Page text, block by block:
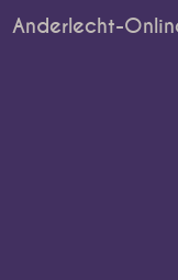
Anderlecht-